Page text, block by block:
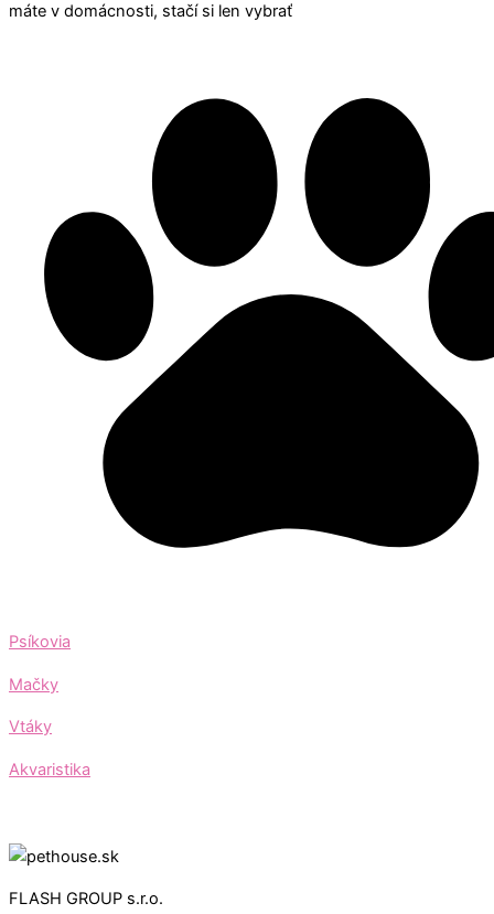
máte v domácnosti, stačí si len vybrať
Psíkovia
Mačky
Vtáky
Akvaristika
FLASH GROUP s.r.o.